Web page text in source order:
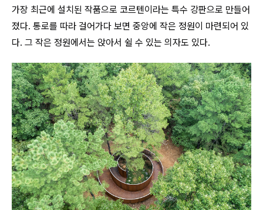
가장 최근에 설치된 작품으로 코르텐이라는 특수 강판으로 만들어
졌다. 통로를 따라 걸어가다 보면 중앙에 작은 정원이 마련되어 있
다. 그 작은 정원에서는 앉아서 쉴 수 있는 의자도 있다.